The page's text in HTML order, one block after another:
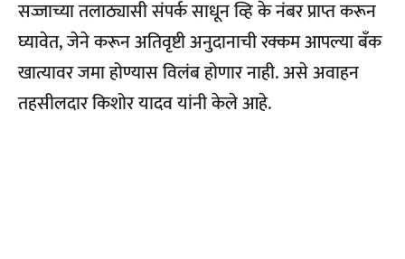
सज्जाच्या तलाठ्यासी संपर्क साधून व्हि के नंबर प्राप्त करून
घ्यावेत, जेने करून अतिवृष्टी अनुदानाची रक्कम आपल्या बँक
खात्यावर जमा होण्यास विलंब होणार नाही. असे अवाहन
तहसीलदार किशोर यादव यांनी केले आहे.